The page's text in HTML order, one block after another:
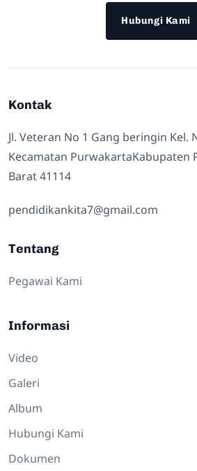
Hubungi Kami
Kontak
Jl. Veteran No 1 Gang beringin Kel.
Kecamatan PurwakartaKabupaten
Barat 41114
pendidikankita7@gmail.com
Tentang
Pegawai Kami
Informasi
Video
Galeri
Album
Hubungi Kami
Dokumen